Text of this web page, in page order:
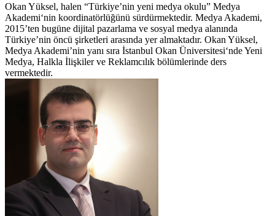
Okan Yüksel, halen “Türkiye’nin yeni medya okulu” Medya
Akademi‘nin koordinatörlüğünü sürdürmektedir. Medya Akademi,
2015’ten bugüne dijital pazarlama ve sosyal medya alanında
Türkiye’nin öncü şirketleri arasında yer almaktadır. Okan Yüksel,
Medya Akademi’nin yanı sıra İstanbul Okan Üniversitesi‘nde Yeni
Medya, Halkla İlişkiler ve Reklamcılık bölümlerinde ders
vermektedir.